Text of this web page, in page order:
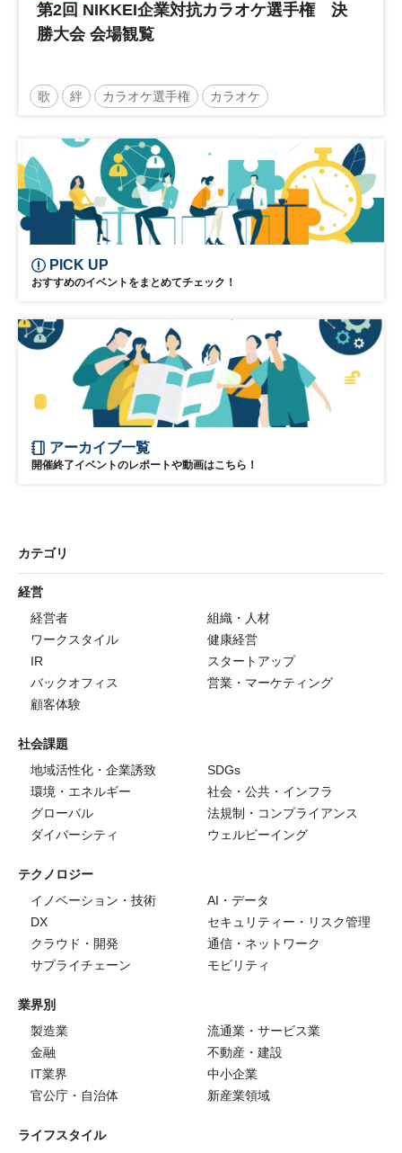
第2回 NIKKEI企業対抗カラオケ選手権 決
勝大会 会場観覧
歌 絆 カラオケ選手権 カラオケ
PICK UP
おすすめのイベントをまとめてチェック！
アーカイブ一覧
開催終了イベントのレポートや動画はこちら！
カテゴリ
経営
経営者
組織・人材
ワークスタイル
健康経営
IR
スタートアップ
バックオフィス
営業・マーケティング
顧客体験
社会課題
地域活性化・企業誘致
SDGs
環境・エネルギー
社会・公共・インフラ
グローバル
法規制・コンプライアンス
ダイバーシティ
ウェルビーイング
テクノロジー
イノベーション・技術
AI・データ
DX
セキュリティー・リスク管理
クラウド・開発
通信・ネットワーク
サプライチェーン
モビリティ
業界別
製造業
流通業・サービス業
金融
不動産・建設
IT業界
中小企業
官公庁・自治体
新産業領域
ライフスタイル